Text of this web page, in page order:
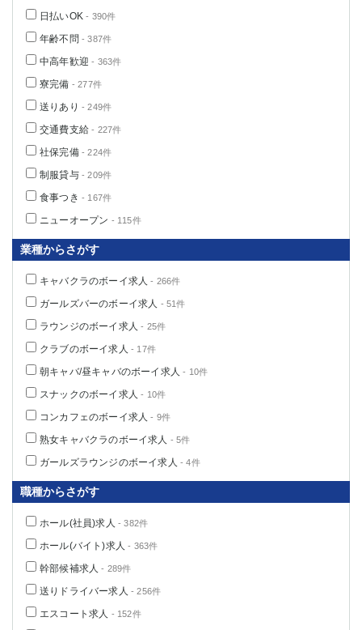
日払いOK - 390件
年齢不問 - 387件
中高年歓迎 - 363件
寮完備 - 277件
送りあり - 249件
交通費支給 - 227件
社保完備- 224件
制服貸与- 209件
食事つき - 167件
ニューオープン - 115件
業種からさがす
キャバクラのボーイ求人 - 266件
ガールズバーのボーイ求人 - 51件
ラウンジのボーイ求人 - 25件
クラブのボーイ求人 - 17件
朝キャバ/昼キャバのボーイ求人 - 10件
スナックのボーイ求人 - 10件
コンカフェのボーイ求人 - 9件
熟女キャバクラのボーイ求人 - 5件
ガールズラウンジのボーイ求人 - 4件
職種からさがす
ホール(社員)求人 - 382件
ホール(バイト)求人 - 363件
幹部候補求人 - 289件
送りドライバー求人 - 256件
エスコート求人 - 152件